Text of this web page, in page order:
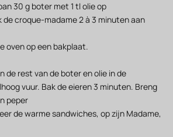
30 g boter met 1 tl olie op
de croque-madame 2 à 3 minuten aan
oven op een bakplaat.
de rest van de boter en olie in de
vuur. Bak de eieren 3 minuten. Breng
peper
de warme sandwiches, op zijn Madame,